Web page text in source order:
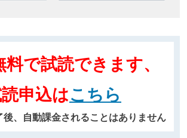
で試読できます、
申込はこちら
、自動課金されることはありません